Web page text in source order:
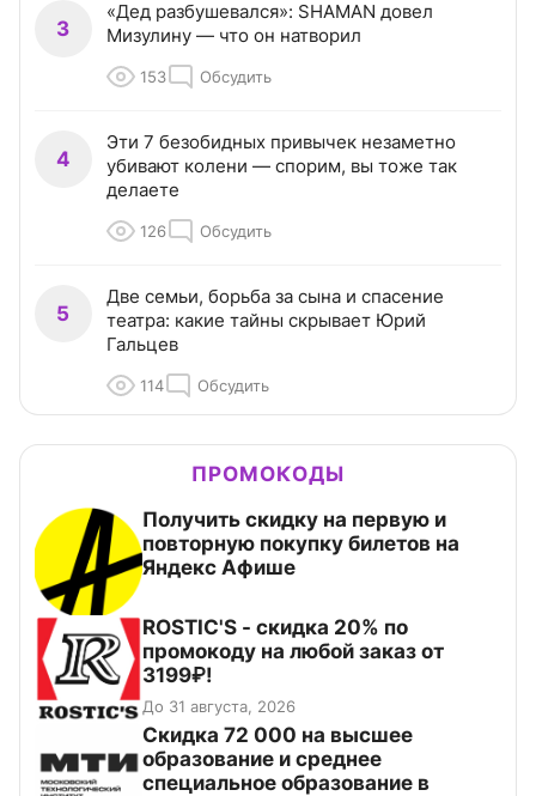
3
«Дед разбушевался»: SHAMAN довел
Мизулину — что он натворил
153 Обсудить
4
Эти 7 безобидных привычек незаметно
убивают колени — спорим, вы тоже так
делаете
126 Обсудить
5
Две семьи, борьба за сына и спасение
театра: какие тайны скрывает Юрий
Гальцев
114 Обсудить
ПРОМОКОДЫ
Получить скидку на первую и
повторную покупку билетов на
Яндекс Афише
ROSTIC'S - скидка 20% по
промокоду на любой заказ от
3199₽!
До 31 августа, 2026
Скидка 72 000 на высшее
образование и среднее
специальное образование в